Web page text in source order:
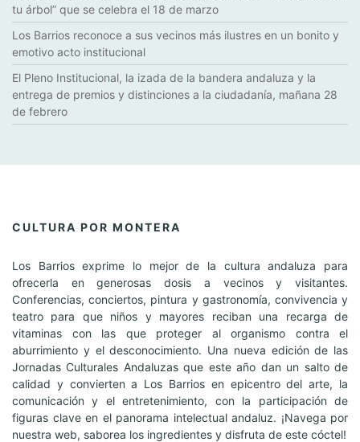
tu árbol” que se celebra el 18 de marzo
Los Barrios reconoce a sus vecinos más ilustres en un bonito y
emotivo acto institucional
El Pleno Institucional, la izada de la bandera andaluza y la
entrega de premios y distinciones a la ciudadanía, mañana 28
de febrero
CULTURA POR MONTERA
Los Barrios exprime lo mejor de la cultura andaluza para
ofrecerla en generosas dosis a vecinos y visitantes.
Conferencias, conciertos, pintura y gastronomía, convivencia y
teatro para que niños y mayores reciban una recarga de
vitaminas con las que proteger al organismo contra el
aburrimiento y el desconocimiento. Una nueva edición de las
Jornadas Culturales Andaluzas que este año dan un salto de
calidad y convierten a Los Barrios en epicentro del arte, la
comunicación y el entretenimiento, con la participación de
figuras clave en el panorama intelectual andaluz. ¡Navega por
nuestra web, saborea los ingredientes y disfruta de este cóctel!